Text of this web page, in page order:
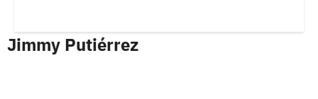
Jimmy Putiérrez